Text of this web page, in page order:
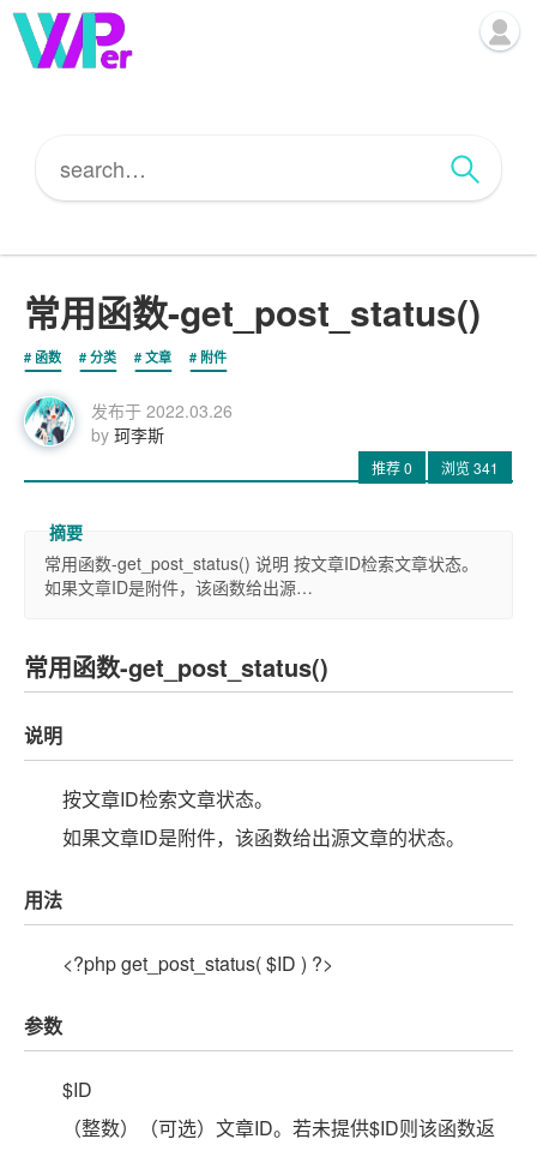
常用函数-get_post_status()
函数 分类 文章 附件
发布于 2022.03.26
by 珂李斯
推荐0 浏览341
常用函数-get_post_status() 说明 按文章ID检索文章状态。
如果文章ID是附件，该函数给出源…
常用函数-get_post_status()
说明
按文章ID检索文章状态。
如果文章ID是附件，该函数给出源文章的状态。
用法
<?php get_post_status( $ID ) ?>
参数
$ID
（整数）（可选）文章ID。若未提供$ID则该函数返